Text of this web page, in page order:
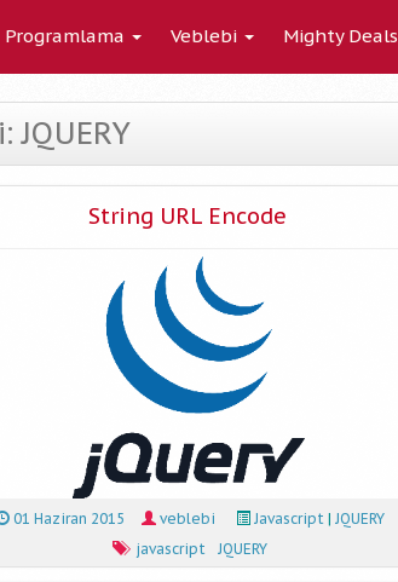
Programlama Veblebi Mighty Deals
String URL Encode
01 Haziran 2015 veblebi Javascript| JQUERY
javascript
JQUERY